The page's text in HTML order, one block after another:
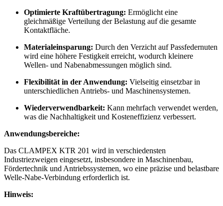
Optimierte Kraftübertragung: Ermöglicht eine
gleichmäßige Verteilung der Belastung auf die gesamte
Kontaktfläche.
Materialeinsparung: Durch den Verzicht auf Passfedernuten
wird eine höhere Festigkeit erreicht, wodurch kleinere
Wellen- und Nabenabmessungen möglich sind.
Flexibilität in der Anwendung: Vielseitig einsetzbar in
unterschiedlichen Antriebs- und Maschinensystemen.
Wiederverwendbarkeit: Kann mehrfach verwendet werden,
was die Nachhaltigkeit und Kosteneffizienz verbessert.
Anwendungsbereiche:
Das CLAMPEX KTR 201 wird in verschiedensten
Industriezweigen eingesetzt, insbesondere in Maschinenbau,
Fördertechnik und Antriebssystemen, wo eine präzise und belastbare
Welle-Nabe-Verbindung erforderlich ist.
Hinweis: